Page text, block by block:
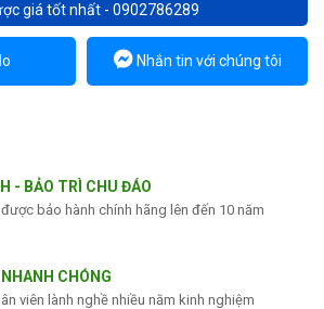
giá tốt nhất - 0902786289
Nhắn tin với chúng tôi
- BẢO TRÌ CHU ĐÁO
bảo hành chính hãng lên đến 10 năm
CHÓNG
viên lành nghề nhiều năm kinh nghiệm